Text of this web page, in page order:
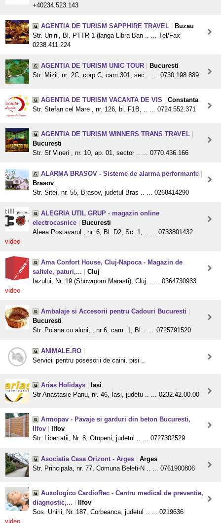
+40234.523.143
AGENTIA DE TURISM SAPPHIRE TRAVEL
Buzau
Str. Unirii, Bl. PTTR 1 (langa Libra Ban .. ... Tel/Fax
0238.411.224
AGENTIA DE TURISM UNIC TOUR
Bucuresti
Str. Mizil, nr .2C, corp C, cam 301, sec .. ... 0730.198.889
AGENTIA DE TURISM VACANTA DE VIS
Constanta
Str. Stefan cel Mare , nr. 126, bl. F1B, .. ... 0724.552.371
AGENTIA DE TURISM WINNERS TRANS TRAVEL
Bucuresti
Str. Sf Vineri , nr. 10, ap. 01, sector .. ... 0770.436.166
ALARMA BRASOV - Sisteme de alarma performante
Brasov
Str. Sitei, nr. 55, Brasov, judetul Bras .. ... 0268414290
ALEGRIA UTIL GRUP - magazin online
electrocasnice
Bucuresti
Aleea Postavarul , nr. 6, Bl. D2, Sc. 1, .. ... 0733801432
video
Ama Confort House, Cluj-Napoca - Magazin de
saltele, paturi,...
Cluj
Iazului, Nr. 19 (Showroom Marasti), Cluj .. ... 0364730933
video
Ambalaje si Accesorii pentru Cadouri Bucuresti
Bucuresti
Str. Poiana cu aluni, , nr 6, cam. 1, Bl .. ... 0725791520
ANIMALE.RO
Servicii pentru posesorii de caini, pisi ..
Arias Holidays
Iasi
Str Anastasie Panu, nr. 46, Iasi, judetu .. ... 0232.42.00.00
Armopav - Pavaje si garduri din beton Bucuresti,
Ilfov
Ilfov
Str. Libertatii, Nr. 8, Otopeni, judetul .. ... 0727302529
Asociatia Casa Orizont - Arges
Arges
Str. Principala, nr. 77, Comuna Beleti-N .. ... 0761900806
Auxologico CardioRec - Centru medical de preventie,
diagnostic,...
Ilfov
Sos. Unirii, Nr. 187, Corbeanca, judetul .. ... 0219636
video